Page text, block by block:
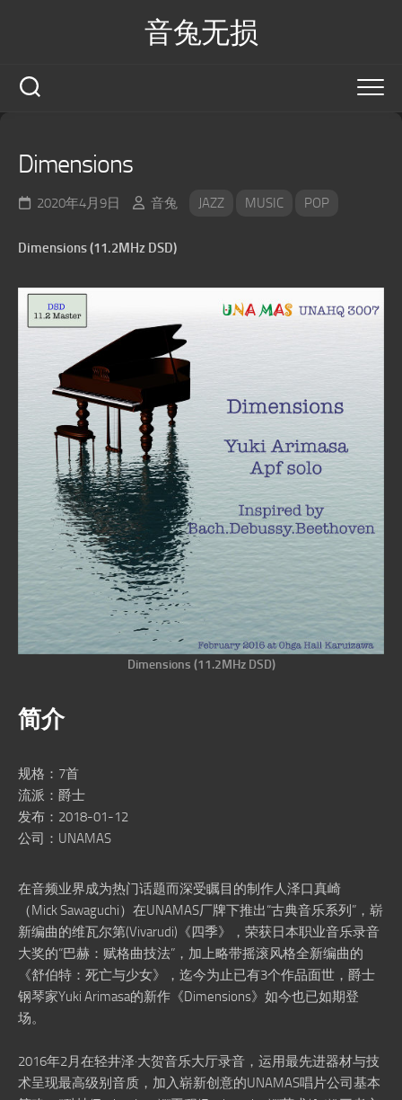
音兔无损
Dimensions
2020年4月9日 音兔 JAZZ MUSIC POP
Dimensions (11.2MHz DSD)
Dimensions (11.2MHz DSD)
简介
规格：7首
流派：爵士
发布：2018-01-12
公司：UNAMAS
在音频业界成为热门话题而深受瞩目的制作人泽口真崎
（Mick Sawaguchi）在UNAMAS厂牌下推出“古典音乐系列”，崭
新编曲的维瓦尔第(Vivarudi)《四季》，荣获日本职业音乐录音
大奖的“巴赫：赋格曲技法”，加上略带摇滚风格全新编曲的
《舒伯特：死亡与少女》，迄今为止已有3个作品面世，爵士
钢琴家Yuki Arimasa的新作《Dimensions》如今也已如期登
场。
2016年2月在轻井泽·大贺音乐大厅录音，运用最先进器材与技
术呈现最高级别音质，加入崭新创意的UNAMAS唱片公司基本